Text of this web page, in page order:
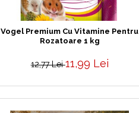
Vogel Premium Cu Vitamine Pentru
Rozatoare 1 kg
12,77 Lei11,99 Lei